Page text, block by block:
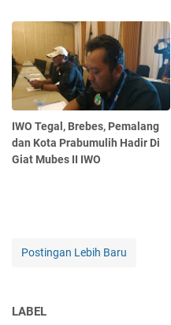
IWO Tegal, Brebes, Pemalang
dan Kota Prabumulih Hadir Di
Giat Mubes II IWO
Postingan Lebih Baru
LABEL